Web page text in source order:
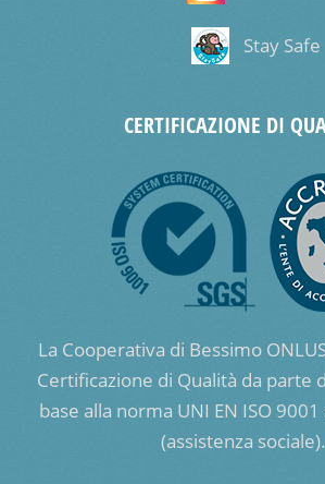
Stay Safe
CERTIFICAZIONE DI
La Cooperativa di Bessimo
Certificazione di Qualità da parte
base alla norma UNI EN ISO
(assistenza sociale).